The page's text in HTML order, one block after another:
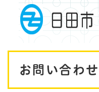
メニュ
お問い合わせ